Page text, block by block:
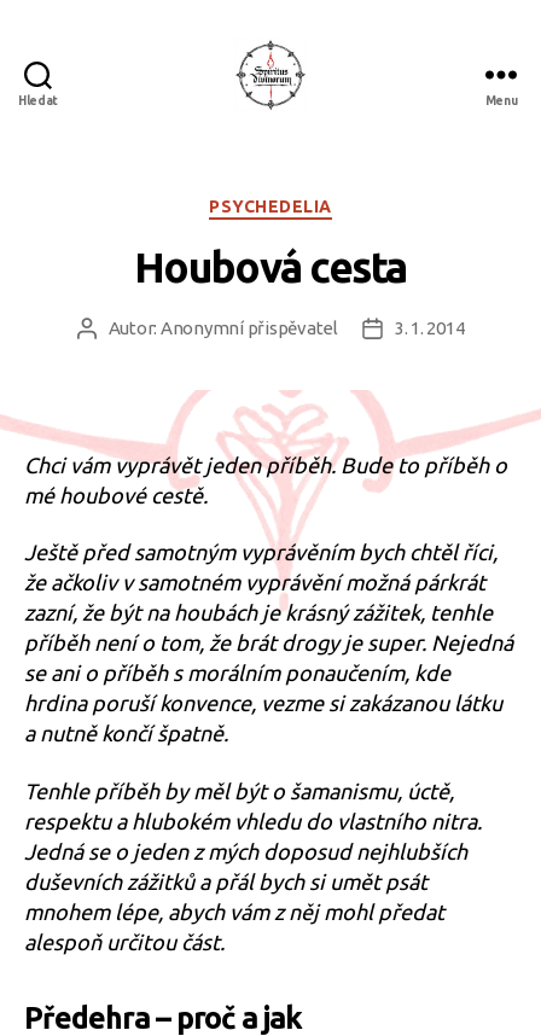
Hledat Menu
Rubriky
PSYCHEDELIA
Houbová cesta
AutorAutor: Anonymní přispěvatel
Datum3. 1. 2014
Chci vám vyprávět jeden příběh. Bude to příběh o
mé houbové cestě.
Ještě před samotným vyprávěním bych chtěl říci,
že ačkoliv v samotném vyprávění možná párkrát
zazní, že být na houbách je krásný zážitek, tenhle
příběh není o tom, že brát drogy je super. Nejedná
se ani o příběh s morálním ponaučením, kde
hrdina poruší konvence, vezme si zakázanou látku
a nutně končí špatně.
Tenhle příběh by měl být o šamanismu, úctě,
respektu a hlubokém vhledu do vlastního nitra.
Jedná se o jeden z mých doposud nejhlubších
duševních zážitků a přál bych si umět psát
mnohem lépe, abych vám z něj mohl předat
alespoň určitou část.
Předehra – proč a jak